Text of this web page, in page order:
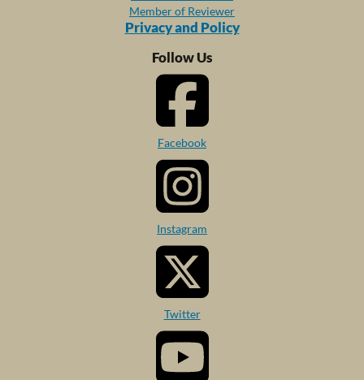
Member of Reviewer
Privacy and Policy
Follow Us
Facebook
Instagram
Twitter